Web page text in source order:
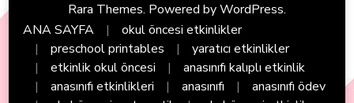
Rara Themes. Powered byWordPress.
ANA SAYFA
okul öncesi etkinlikler
preschool printables
yaratıcı etkinlikler
etkinlik okul öncesi
anasınıfı kalıplı etkinlik
anasınıfı etkinlikleri
anasınıfı
anasınıfı ödev